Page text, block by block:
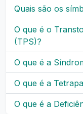
Quais são os
O que é o
(TPS)?
O que é a
O que é a
O que é a